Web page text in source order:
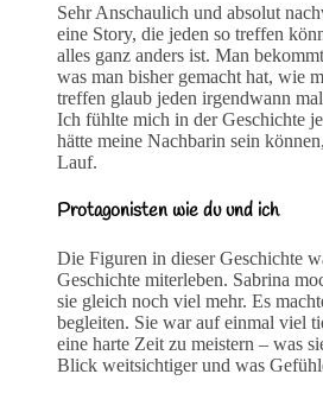
Sehr Anschaulich und absolut
eine Story, die jeden so treffen
alles ganz anders ist. Man
was man bisher gemacht hat, wie
treffen glaub jeden irgendwann
Ich fühlte mich in der Geschichte
hätte meine Nachbarin sein
Lauf.
Protagonisten wie du und ich
Die Figuren in dieser Geschichte
Geschichte miterleben. Sabrina
sie gleich noch viel mehr. Es
begleiten. Sie war auf einmal viel
eine harte Zeit zu meistern – was
Blick weitsichtiger und was